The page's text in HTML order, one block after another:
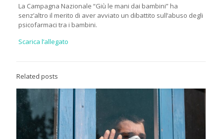
La Campagna Nazionale “Giù le mani dai bambini” ha
senz’altro il merito di aver avviato un dibattito sull’abuso degli
psicofarmaci tra i bambini.
Scarica l’allegato
Related posts